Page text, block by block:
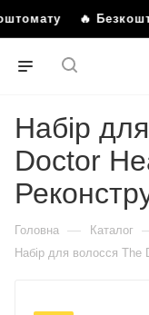
🔥
Набір
Doctor
Головна — Каталог
Набір для волосся The